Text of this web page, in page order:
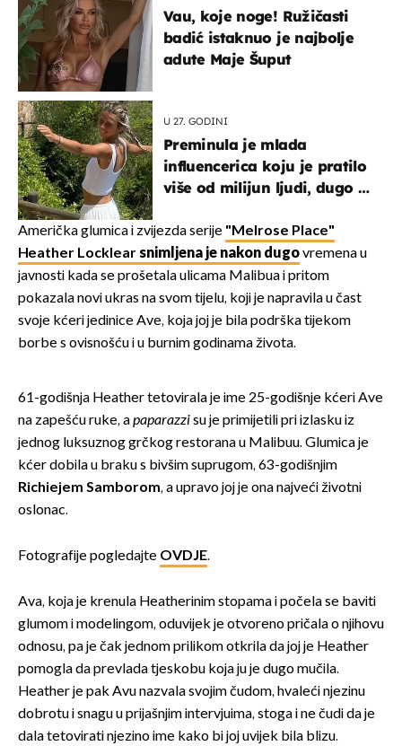
Vau, koje noge! Ružičasti
badić istaknuo je najbolje
adute Maje Šuput
U 27. GODINI
Preminula je mlada
influencerica koju je pratilo
više od milijun ljudi, dugo se
Američka glumica i zvijezda serije "Melrose Place"
Heather Locklearsnimljena je nakon dugovremena u
javnosti kada se prošetala ulicama Malibua i pritom
pokazala novi ukras na svom tijelu, koji je napravila u čast
svoje kćeri jedinice Ave, koja joj je bila podrška tijekom
borbe s ovisnošću i u burnim godinama života.
61-godišnja Heather tetovirala je ime 25-godišnje kćeri Ave
na zapešću ruke, apaparazzisu je primijetili pri izlasku iz
jednog luksuznog grčkog restorana u Malibuu. Glumica je
kćer dobila u braku s bivšim suprugom, 63-godišnjim
Richiejem Samborom, a upravo joj je ona najveći životni
oslonac.
Fotografije pogledajte OVDJE.
Ava, koja je krenula Heatherinim stopama i počela se baviti
glumom i modelingom, oduvijek je otvoreno pričala o njihovu
odnosu, pa je čak jednom prilikom otkrila da joj je Heather
pomogla da prevlada tjeskobu koja ju je dugo mučila.
Heather je pak Avu nazvala svojim čudom, hvaleći njezinu
dobrotu i snagu u prijašnjim intervjuima, stoga i ne čudi da je
dala tetovirati njezino ime kako bi joj uvijek bila blizu.